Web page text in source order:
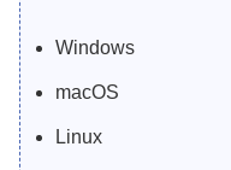
Windows
macOS
Linux